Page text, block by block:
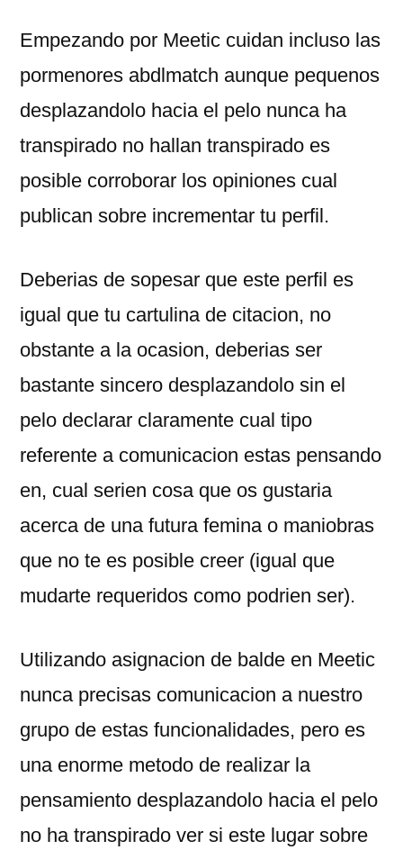
Empezando por Meetic cuidan incluso las
pormenores abdlmatch aunque pequenos
desplazandolo hacia el pelo nunca ha
transpirado no hallan transpirado es
posible corroborar los opiniones cual
publican sobre incrementar tu perfil.
Deberias de sopesar que este perfil es
igual que tu cartulina de citacion, no
obstante a la ocasion, deberias ser
bastante sincero desplazandolo sin el
pelo declarar claramente cual tipo
referente a comunicacion estas pensando
en, cual seri­en cosa que os gustaria
acerca de una futura femina o maniobras
que no te es posible creer (igual que
mudarte requeridos como podri­en ser).
Utilizando asignacion de balde en Meetic
nunca precisas comunicacion a nuestro
grupo de estas funcionalidades, pero es
una enorme metodo de realizar la
pensamiento desplazandolo hacia el pelo
no ha transpirado ver si este lugar sobre